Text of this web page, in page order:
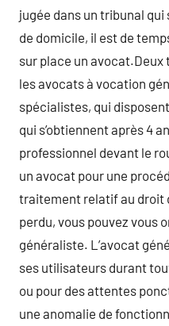
jugée dans un tribunal
de domicile, il est de
sur place un avocat.Deux
les avocats à vocation
spécialistes, qui
qui s’obtiennent après 4
professionnel devant le
un avocat pour une
traitement relatif au droit
perdu, vous pouvez vous
généraliste. L’avocat
ses utilisateurs durant
ou pour des attentes
une anomalie de